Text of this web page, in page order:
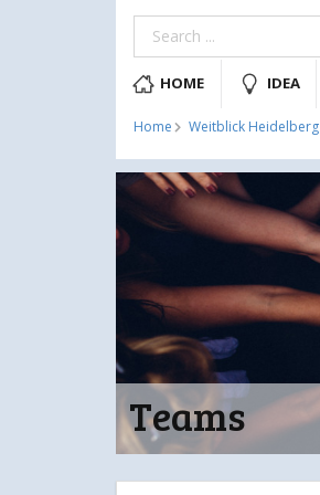
HOME IDEA
Home Weitblick Heidelberg
Teams